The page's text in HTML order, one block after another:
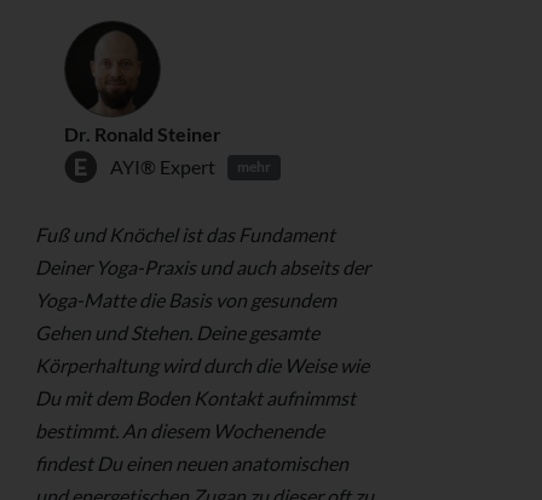
Dr. Ronald Steiner
AYI® Expert
mehr
Fuß und Knöchel ist das Fundament
Deiner Yoga-Praxis und auch abseits der
Yoga-Matte die Basis von gesundem
Gehen und Stehen. Deine gesamte
Körperhaltung wird durch die Weise wie
Du mit dem Boden Kontakt aufnimmst
bestimmt. An diesem Wochenende
findest Du einen neuen anatomischen